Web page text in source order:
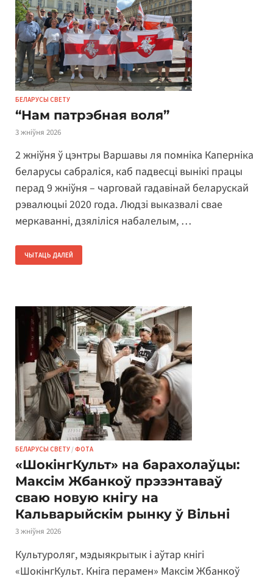
БЕЛАРУСЫ СВЕТУ
“Нам патрэбная воля”
3 жніўня 2026
2 жніўня ў цэнтры Варшавы ля помніка Каперніка
беларусы сабраліся, каб падвесці вынікі працы
перад 9 жніўня – чарговай гадавінай беларускай
рэвалюцыі 2020 года. Людзі выказвалі свае
меркаванні, дзяліліся набалелым, …
ЧЫТАЦЬ ДАЛЕЙ
БЕЛАРУСЫ СВЕТУ /ФОТА
«ШокінгКульт» на барахолаўцы:
Максім Жбанкоў прэзэнтаваў
сваю новую кнігу на
Кальварыйскім рынку ў Вільні
3 жніўня 2026
Культуроляг, мэдыякрытык і аўтар кнігі
«ШокінгКульт. Кніга перамен» Максім Жбанкоў